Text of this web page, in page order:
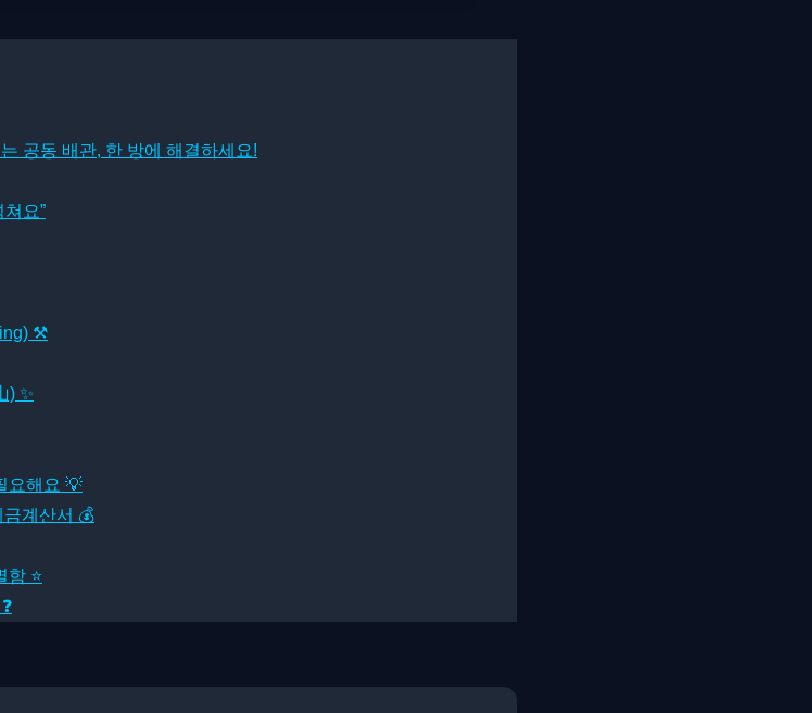
공동 배관, 한 방에 해결하세요!
요”
⚒
) ✨
요해요 💡
계산서 💰
⭐